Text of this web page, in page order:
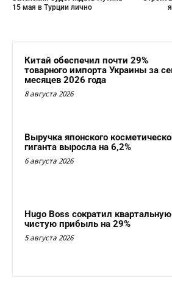
15 мая в Турции лично
Китай обеспечил почти 29%
товарного импорта Украины за
месяцев 2026 года
8 августа 2026
Выручка японского
гиганта выросла на 6,2%
6 августа 2026
Hugo Boss сократил квартальную
чистую прибыль на 29%
5 августа 2026